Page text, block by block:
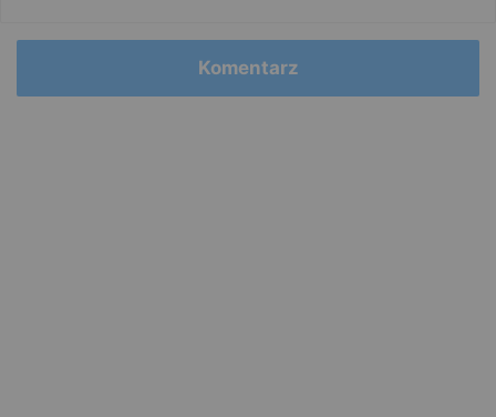
Komentarz